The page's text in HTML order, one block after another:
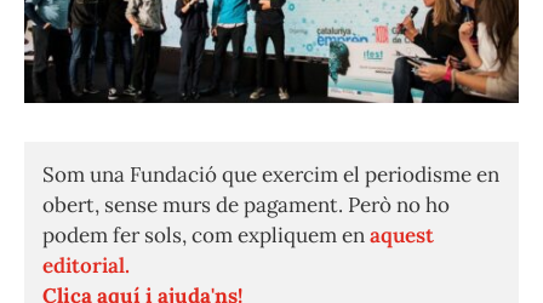
Som una Fundació que exercim el periodisme en
obert, sense murs de pagament. Però no ho
podem fer sols, com expliquem enaquest
editorial.
Clica aquí i ajuda'ns!